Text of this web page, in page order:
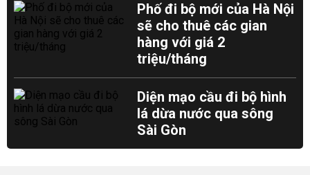
Phố đi bộ mới của Hà Nội
sẽ cho thuê các gian
hàng với giá 2
triệu/tháng
Diện mạo cầu đi bộ hình
lá dừa nước qua sông
Sài Gòn